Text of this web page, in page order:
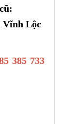
Vĩnh Lộc
385 733